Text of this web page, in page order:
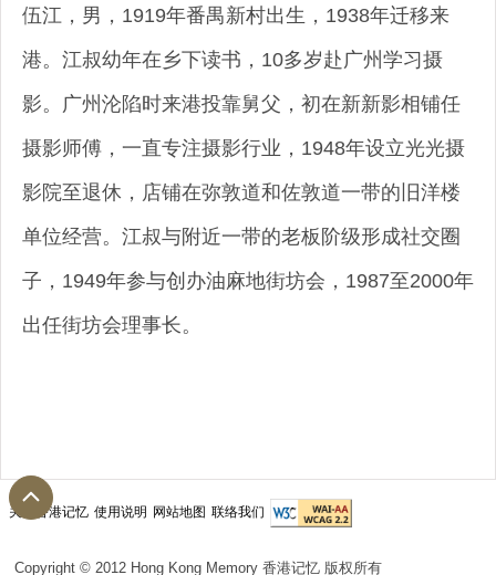
伍江，男，1919年番禺新村出生，1938年迁移来
港。江叔幼年在乡下读书，10多岁赴广州学习摄
影。广州沦陷时来港投靠舅父，初在新新影相铺任
摄影师傅，一直专注摄影行业，1948年设立光光摄
影院至退休，店铺在弥敦道和佐敦道一带的旧洋楼
单位经营。江叔与附近一带的老板阶级形成社交圈
子，1949年参与创办油麻地街坊会，1987至2000年
出任街坊会理事长。
关于香港记忆 使用说明 网站地图 联络我们
Copyright © 2012 Hong Kong Memory 香港记忆 版权所有